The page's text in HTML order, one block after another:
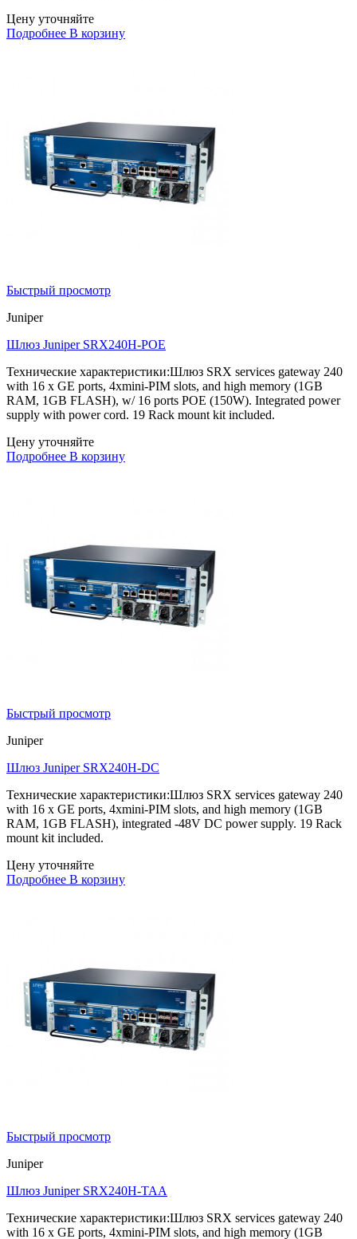
Цену уточняйте
Подробнее В корзину
Быстрый просмотр
Juniper
Шлюз Juniper SRX240H-POE
Технические характеристики:Шлюз SRX services gateway 240
with 16 x GE ports, 4xmini-PIM slots, and high memory (1GB
RAM, 1GB FLASH), w/ 16 ports POE (150W). Integrated power
supply with power cord. 19 Rack mount kit included.
Цену уточняйте
Подробнее В корзину
Быстрый просмотр
Juniper
Шлюз Juniper SRX240H-DC
Технические характеристики:Шлюз SRX services gateway 240
with 16 x GE ports, 4xmini-PIM slots, and high memory (1GB
RAM, 1GB FLASH), integrated -48V DC power supply. 19 Rack
mount kit included.
Цену уточняйте
Подробнее В корзину
Быстрый просмотр
Juniper
Шлюз Juniper SRX240H-TAA
Технические характеристики:Шлюз SRX services gateway 240
with 16 x GE ports, 4xmini-PIM slots, and high memory (1GB